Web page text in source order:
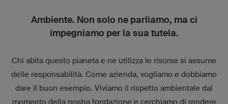
Ambiente. Non solo ne parliamo, ma ci
impegniamo per la sua tutela.
Chi abita questo pianeta e ne utilizza le risorse si assume
delle responsabilità. Come azienda, vogliamo e dobbiamo
dare il buon esempio. Viviamo il rispetto ambientale dal
momento della nostra fondazione e cerchiamo di rendere